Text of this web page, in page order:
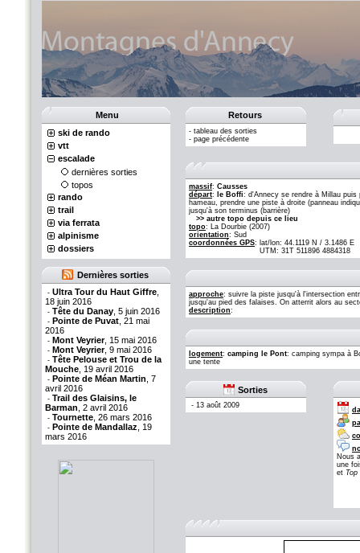
Menu
ski de rando
vtt
escalade
dernières sorties
topos
rando
trail
via ferrata
alpinisme
dossiers
Dernières sorties
- Ultra Tour du Haut Giffre
18 juin 2016
- Tête du Danay , 5 juin 2016
- Pointe de Puvat , 21 mai
2016
- Mont Veyrier, 15 mai 2016
- Mont Veyrier, 9 mai 2016
- Tête Pelouse et Trou de la
Mouche , 19 avril 2016
- Pointe de Méan Martin , 7
avril 2016
- Trail des Glaisins, le
Barman , 2 avril 2016
- Tournette , 26 mars 2016
- Pointe de Mandallaz , 19
mars 2016
Retours
- tableau des sorties
- page précédente
massif: Causses
départ: le Boffi: d'Annecy se rendre à Millau puis
hameau, prendre une piste à droite (panneau
jusqu'à son terminus (barrière)
>> autre topo depuis ce lieu
topo: La Dourbie (2007)
orientation: Sud
coordonnées GPS: lat/lon: 44.1119 N / 3.1486 E
UTM: 31T 511896 4884318
approche: suivre la piste jusqu'à l'intersection
jusqu'au pied des falaises. On atterrit alors au
description:
logement: camping le Pont: camping sympa à
une tente
Sorties
- 13 août 2009
Nous
une
et Top